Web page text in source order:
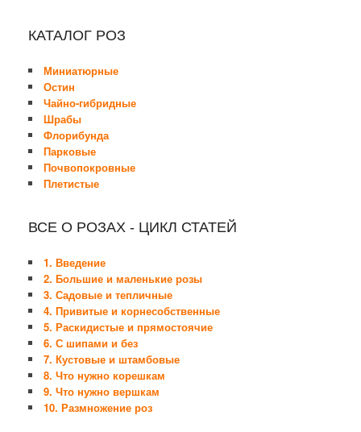
КАТАЛОГ РОЗ
Миниатюрные
Остин
Чайно-гибридные
Шрабы
Флорибунда
Парковые
Почвопокровные
Плетистые
ВСЕ О РОЗАХ - ЦИКЛ СТАТЕЙ
1. Введение
2. Большие и маленькие розы
3. Садовые и тепличные
4. Привитые и корнесобственные
5. Раскидистые и прямостоячие
6. С шипами и без
7. Кустовые и штамбовые
8. Что нужно корешкам
9. Что нужно вершкам
10. Размножение роз